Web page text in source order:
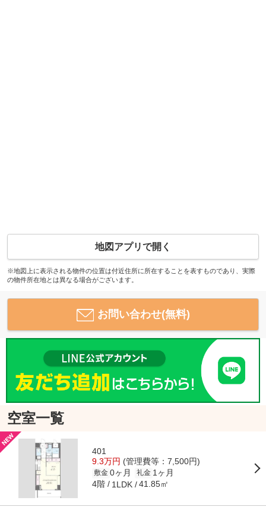
地図アプリで開く
※地図上に表示される物件の位置は付近住所に所在することを表すものであり、実際
の物件所在地とは異なる場合がございます。
お問い合わせ(無料)
空室一覧
401
9.3万円 (管理費等：7,500円)
敷金 0ヶ月 礼金 1ヶ月
4階 1LDK 41.85㎡